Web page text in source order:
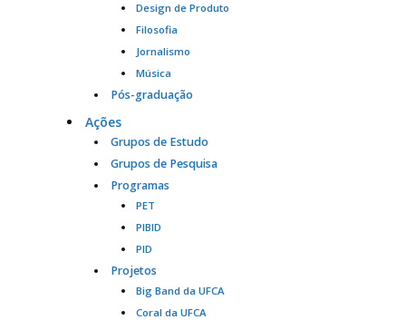
Design de Produto
Filosofia
Jornalismo
Música
Pós-graduação
Ações
Grupos de Estudo
Grupos de Pesquisa
Programas
PET
PIBID
PID
Projetos
Big Band da UFCA
Coral da UFCA